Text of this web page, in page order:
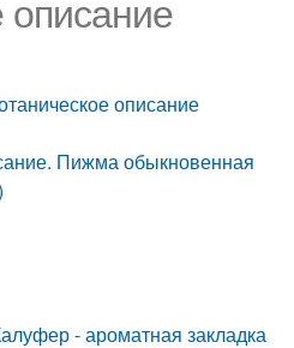
описание
описание
Пижма обыкновенная
- ароматная закладка